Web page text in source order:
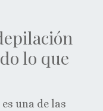
lo que
es una de las